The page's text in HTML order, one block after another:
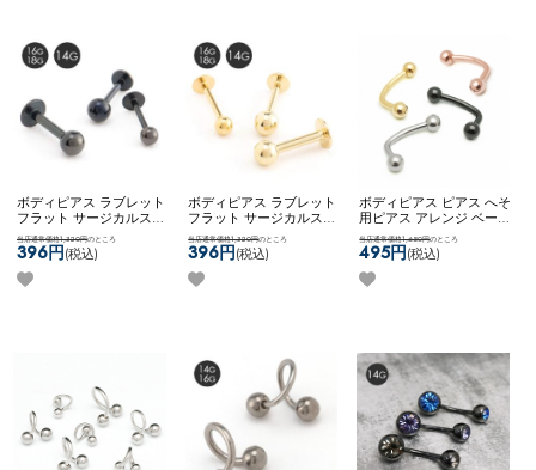
ボディピアス ラブレット
フラット サージカルステ
ンレス ブラック シンプル
14G 16G 18G ネコポスOK
ラブレット (ブラック)
当店通常価格1,320円のところ
396円(税込)
ボディピアス ラブレット
フラット サージカルステ
ンレス ゴールド シンプル
14G 16G 18G ネコポスOK
ラブレット (ゴールド)
当店通常価格1,320円のところ
396円(税込)
ボディピアス ピアス へそ
用ピアス アレンジ ベース
アイテム カスタム 自社開
発商品 8mm 10mm ネコポ
スOKカーブドナベル
当店通常価格1,650円のところ
495円(税込)